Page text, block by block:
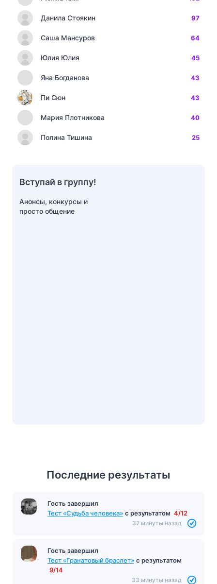
Последние результаты
Гость завершил
Тест «Судьба человека» с результатом 4/12
32 минуты назад
Гость завершил
Тест «Гранатовый браслет» с результатом
9/14
33 минуты назад
Данила Стоякин 97
Саша Мансуров 64
Юлия Юлия 45
Яна Богданова 43
Пи Сюн 43
Мария Плотникова 40
Полина Тишина 25
Вступай в группу!
Анонсы, конкурсы и
просто общение